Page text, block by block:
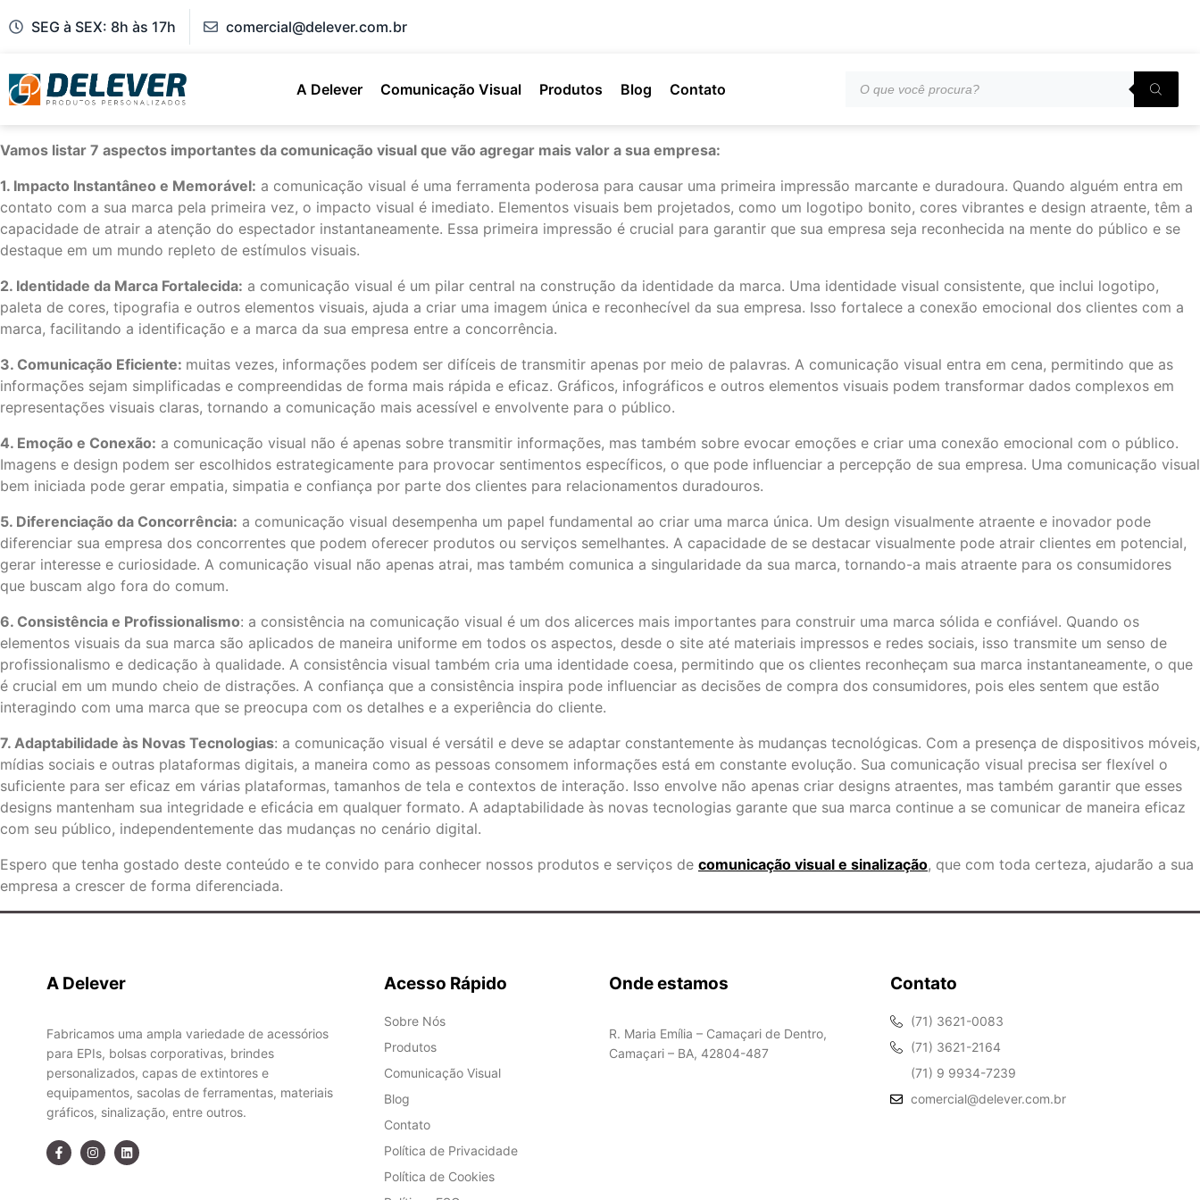
SEG à SEX: 8h às 17h comercial@delever.com.br
A Delever Comunicação Visual Produtos Blog Contato
Vamos listar 7 aspectos importantes da comunicação visual que vão agregar mais valor a sua empresa:
1. Impacto Instantâneo e Memorável: a comunicação visual é uma ferramenta poderosa para causar uma primeira impressão marcante e duradoura. Quando alguém entra em
contato com a sua marca pela primeira vez, o impacto visual é imediato. Elementos visuais bem projetados, como um logotipo bonito, cores vibrantes e design atraente, têm a
capacidade de atrair a atenção do espectador instantaneamente. Essa primeira impressão é crucial para garantir que sua empresa seja reconhecida na mente do público e se
destaque em um mundo repleto de estímulos visuais.
2. Identidade da Marca Fortalecida: a comunicação visual é um pilar central na construção da identidade da marca. Uma identidade visual consistente, que inclui logotipo,
paleta de cores, tipografia e outros elementos visuais, ajuda a criar uma imagem única e reconhecível da sua empresa. Isso fortalece a conexão emocional dos clientes com a
marca, facilitando a identificação e a marca da sua empresa entre a concorrência.
3. Comunicação Eficiente: muitas vezes, informações podem ser difíceis de transmitir apenas por meio de palavras. A comunicação visual entra em cena, permitindo que as
informações sejam simplificadas e compreendidas de forma mais rápida e eficaz. Gráficos, infográficos e outros elementos visuais podem transformar dados complexos em
representações visuais claras, tornando a comunicação mais acessível e envolvente para o público.
4. Emoção e Conexão: a comunicação visual não é apenas sobre transmitir informações, mas também sobre evocar emoções e criar uma conexão emocional com o público.
Imagens e design podem ser escolhidos estrategicamente para provocar sentimentos específicos, o que pode influenciar a percepção de sua empresa. Uma comunicação visual
bem iniciada pode gerar empatia, simpatia e confiança por parte dos clientes para relacionamentos duradouros.
5. Diferenciação da Concorrência: a comunicação visual desempenha um papel fundamental ao criar uma marca única. Um design visualmente atraente e inovador pode
diferenciar sua empresa dos concorrentes que podem oferecer produtos ou serviços semelhantes. A capacidade de se destacar visualmente pode atrair clientes em potencial,
gerar interesse e curiosidade. A comunicação visual não apenas atrai, mas também comunica a singularidade da sua marca, tornando-a mais atraente para os consumidores
que buscam algo fora do comum.
6. Consistência e Profissionalismo: a consistência na comunicação visual é um dos alicerces mais importantes para construir uma marca sólida e confiável. Quando os
elementos visuais da sua marca são aplicados de maneira uniforme em todos os aspectos, desde o site até materiais impressos e redes sociais, isso transmite um senso de
profissionalismo e dedicação à qualidade. A consistência visual também cria uma identidade coesa, permitindo que os clientes reconheçam sua marca instantaneamente, o que
é crucial em um mundo cheio de distrações. A confiança que a consistência inspira pode influenciar as decisões de compra dos consumidores, pois eles sentem que estão
interagindo com uma marca que se preocupa com os detalhes e a experiência do cliente.
7. Adaptabilidade às Novas Tecnologias: a comunicação visual é versátil e deve se adaptar constantemente às mudanças tecnológicas. Com a presença de dispositivos móveis,
mídias sociais e outras plataformas digitais, a maneira como as pessoas consomem informações está em constante evolução. Sua comunicação visual precisa ser flexível o
suficiente para ser eficaz em várias plataformas, tamanhos de tela e contextos de interação. Isso envolve não apenas criar designs atraentes, mas também garantir que esses
designs mantenham sua integridade e eficácia em qualquer formato. A adaptabilidade às novas tecnologias garante que sua marca continue a se comunicar de maneira eficaz
com seu público, independentemente das mudanças no cenário digital.
Espero que tenha gostado deste conteúdo e te convido para conhecer nossos produtos e serviços de comunicação visual e sinalização, que com toda certeza, ajudarão a sua
empresa a crescer de forma diferenciada.
A Delever
Fabricamos uma ampla variedade de acessórios
para EPIs, bolsas corporativas, brindes
personalizados, capas de extintores e
equipamentos, sacolas de ferramentas, materiais
gráficos, sinalização, entre outros.
Acesso Rápido
Sobre Nós
Produtos
Comunicação Visual
Blog
Contato
Política de Privacidade
Política de Cookies
Onde estamos
R. Maria Emília – Camaçari de Dentro,
Camaçari – BA, 42804-487
Contato
(71) 3621-0083
(71) 3621-2164
(71) 9 9934-7239
comercial@delever.com.br